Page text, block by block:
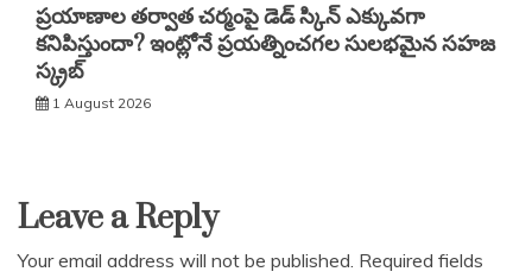
ప్రయాణాల తర్వాత చర్మంపై డెడ్ స్కిన్ ఎక్కువగా
కనిపిస్తుందా? ఇంట్లోనే ప్రయత్నించగల సులభమైన సహజ
స్క్రబ్
1 August 2026
Leave a Reply
Your email address will not be published. Required fields